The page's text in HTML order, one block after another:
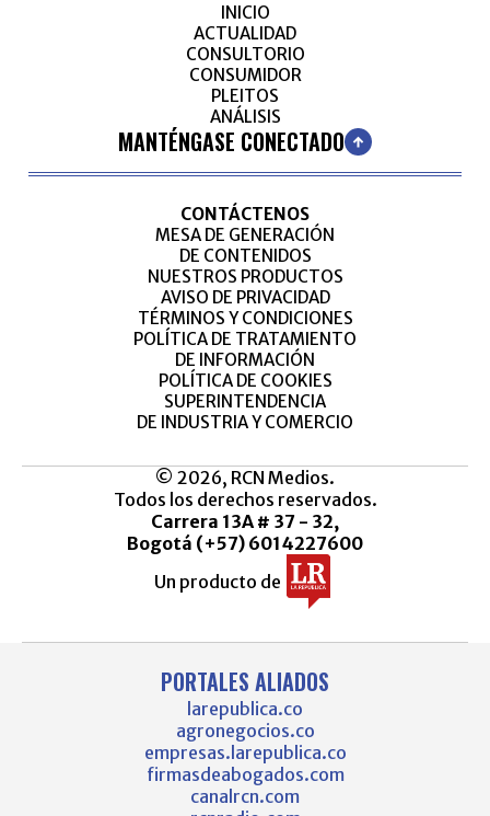
INICIO
ACTUALIDAD
CONSULTORIO
CONSUMIDOR
PLEITOS
ANÁLISIS
MANTÉNGASE CONECTADO
CONTÁCTENOS
MESA DE GENERACIÓN
DE CONTENIDOS
NUESTROS PRODUCTOS
AVISO DE PRIVACIDAD
TÉRMINOS Y CONDICIONES
POLÍTICA DE TRATAMIENTO
DE INFORMACIÓN
POLÍTICA DE COOKIES
SUPERINTENDENCIA
DE INDUSTRIA Y COMERCIO
© 2026, RCN Medios.
Todos los derechos reservados.
Carrera 13A # 37 - 32,
Bogotá (+57) 6014227600
Un producto de
PORTALES ALIADOS
larepublica.co
agronegocios.co
empresas.larepublica.co
firmasdeabogados.com
canalrcn.com